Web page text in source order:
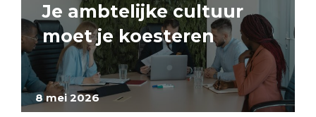
8 mei 2026
Je ambtelijke cultuur
moet je koesteren